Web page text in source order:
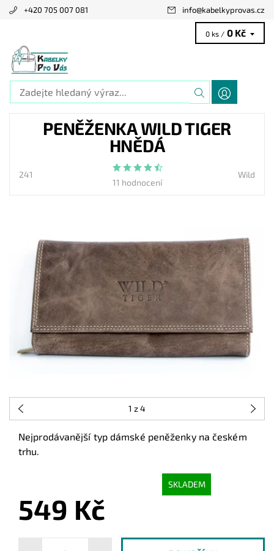
+420 705 007 081 info@kabelkyprovas.cz
0 ks / 0 Kč
PENĚŽENKA WILD TIGER
HNĚDÁ
241
11 hodnocení
Wild
1 z 4
Nejprodávanější typ dámské peněženky na českém
trhu.
SKLADEM
549 Kč